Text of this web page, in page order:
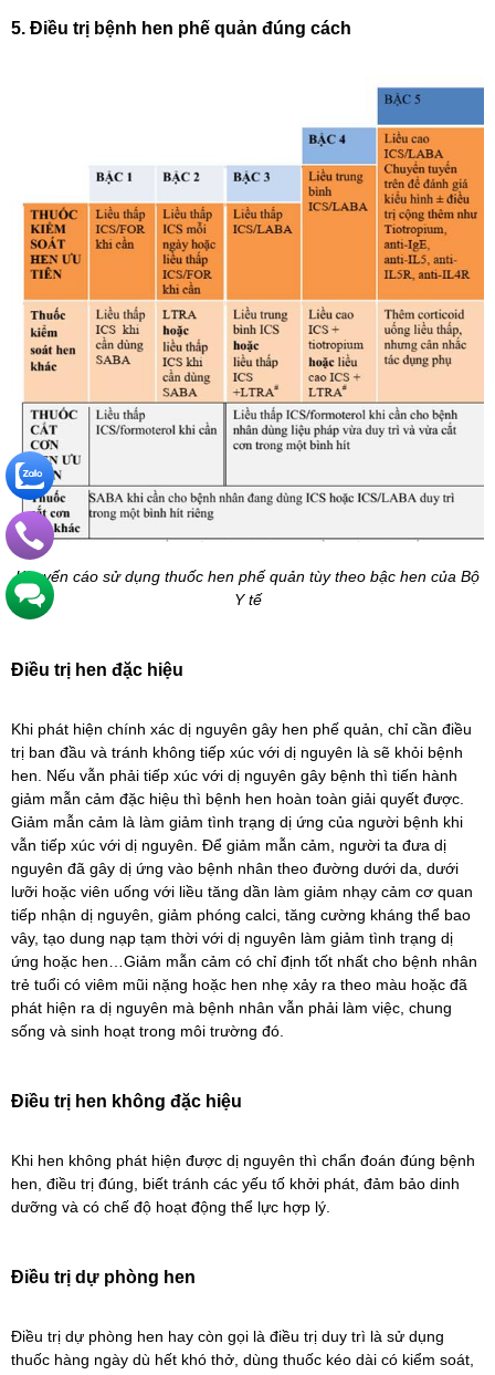
5. Điều trị bệnh hen phế quản đúng cách
Khuyến cáo sử dụng thuốc hen phế quản tùy theo bậc hen của Bộ
Y tế
Điều trị hen đặc hiệu
Khi phát hiện chính xác dị nguyên gây hen phế quản, chỉ cần điều
trị ban đầu và tránh không tiếp xúc với dị nguyên là sẽ khỏi bệnh
hen. Nếu vẫn phải tiếp xúc với dị nguyên gây bệnh thì tiến hành
giảm mẫn cảm đặc hiệu thì bệnh hen hoàn toàn giải quyết được.
Giảm mẫn cảm là làm giảm tình trạng dị ứng của người bệnh khi
vẫn tiếp xúc với dị nguyên. Để giảm mẫn cảm, người ta đưa dị
nguyên đã gây dị ứng vào bệnh nhân theo đường dưới da, dưới
lưỡi hoặc viên uống với liều tăng dần làm giảm nhạy cảm cơ quan
tiếp nhận dị nguyên, giảm phóng calci, tăng cường kháng thể bao
vây, tạo dung nạp tạm thời với dị nguyên làm giảm tình trạng dị
ứng hoặc hen…Giảm mẫn cảm có chỉ định tốt nhất cho bệnh nhân
trẻ tuổi có viêm mũi nặng hoặc hen nhẹ xảy ra theo màu hoặc đã
phát hiện ra dị nguyên mà bệnh nhân vẫn phải làm việc, chung
sống và sinh hoạt trong môi trường đó.
Điều trị hen không đặc hiệu
Khi hen không phát hiện được dị nguyên thì chẩn đoán đúng bệnh
hen, điều trị đúng, biết tránh các yếu tố khởi phát, đảm bảo dinh
dưỡng và có chế độ hoạt động thể lực hợp lý.
Điều trị dự phòng hen
Điều trị dự phòng hen hay còn gọi là điều trị duy trì là sử dụng
thuốc hàng ngày dù hết khó thở, dùng thuốc kéo dài có kiểm soát,